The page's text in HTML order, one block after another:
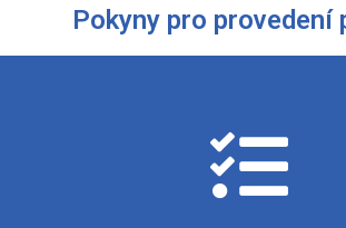
Pokyny pro provedení
síranu měďnatého přikapáváme